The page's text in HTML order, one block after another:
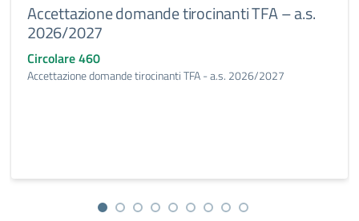
Accettazione domande tirocinanti TFA – a.s.
2026/2027
Circolare 460
Accettazione domande tirocinanti TFA - a.s. 2026/2027